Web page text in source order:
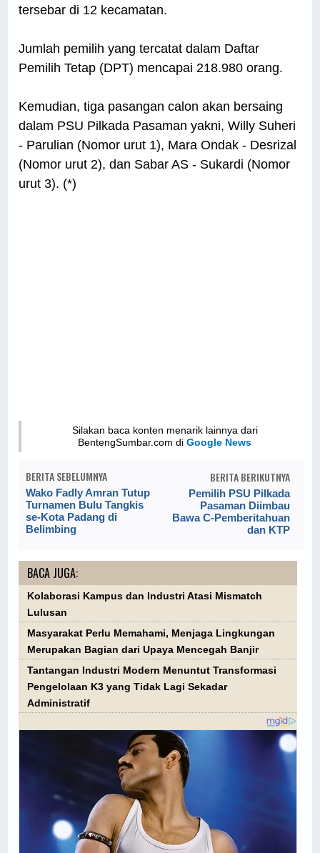
tersebar di 12 kecamatan.
Jumlah pemilih yang tercatat dalam Daftar
Pemilih Tetap (DPT) mencapai 218.980 orang.
Kemudian, tiga pasangan calon akan bersaing
dalam PSU Pilkada Pasaman yakni, Willy Suheri
- Parulian (Nomor urut 1), Mara Ondak - Desrizal
(Nomor urut 2), dan Sabar AS - Sukardi (Nomor
urut 3). (*)
Silakan baca konten menarik lainnya dari
BentengSumbar.com diGoogle News
BERITA SEBELUMNYA
Wako Fadly Amran Tutup
Turnamen Bulu Tangkis
se-Kota Padang di
Belimbing
BERITA BERIKUTNYA
Pemilih PSU Pilkada
Pasaman Diimbau
Bawa C-Pemberitahuan
dan KTP
BACA JUGA:
Kolaborasi Kampus dan Industri Atasi Mismatch
Lulusan
Masyarakat Perlu Memahami, Menjaga Lingkungan
Merupakan Bagian dari Upaya Mencegah Banjir
Tantangan Industri Modern Menuntut Transformasi
Pengelolaan K3 yang Tidak Lagi Sekadar
Administratif